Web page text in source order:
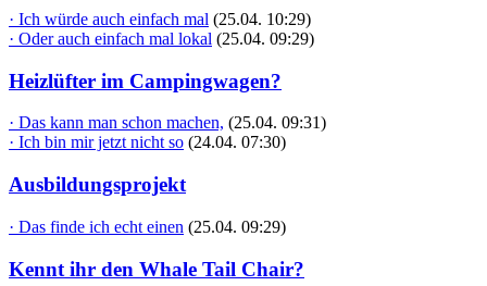
· Ich würde auch einfach mal (25.04. 10:29)
· Oder auch einfach mal lokal (25.04. 09:29)
Heizlüfter im Campingwagen?
· Das kann man schon machen, (25.04. 09:31)
· Ich bin mir jetzt nicht so (24.04. 07:30)
Ausbildungsprojekt
· Das finde ich echt einen (25.04. 09:29)
Kennt ihr den Whale Tail Chair?